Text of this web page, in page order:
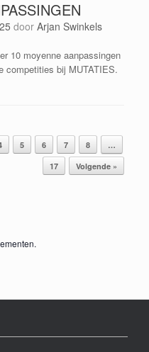
door Arjan Swinkels
10 moyenne aanpassingen
competities bij MUTATIES.
5 6 7 8
…
17
Volgende »